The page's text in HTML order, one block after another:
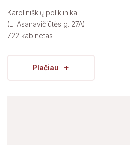
Karoliniškių poliklinika
(L. Asanavičiūtės g. 27A)
722 kabinetas
Plačiau +